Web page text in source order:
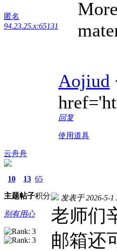
匿名
94.23.25.x:65131
Aojiud
回复
使用道具
云舟舟
10
主题
13
帖子
65
积分
别有用心
发表于 2026-5-1
老师们
邮箱还